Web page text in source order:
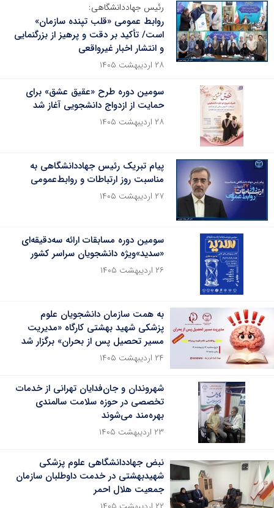
رئیس جهاددانشگاهی:
روابط عمومی «قلب تپنده سازمان»
است/ تأکید بر دقت و پرهیز از بزرگنمایی
و انتشار اخبار غیرواقعی
۲۸ اردیبهشت ۱۴۰۵
سومین دوره طرح «عقیق عشق» برای
حمایت از ازدواج دانشجویی آغاز شد
۲۸ اردیبهشت ۱۴۰۵
پیام تبریک رئیس جهاددانشگاهی به
مناسبت روز ارتباطات و روابط‌عمومی
۲۷ اردیبهشت ۱۴۰۵
سومین دوره مسابقات ارائه سه‌دقیقه‌ای
«سدید»ویژه دانشجویان سراسر کشور
۲۶ اردیبهشت ۱۴۰۵
به همت سازمان دانشجویان علوم
پزشکی شهید بهشتی کارگاه «مدیریت
مسیر تحصیل پس از بحران» برگزار شد
۲۴ اردیبهشت ۱۴۰۵
شهروندان و جان‌فدایان تهرانی از خدمات
تخصصی در حوزه سلامت سالمندی
بهره‌مند می‌شوند
۲۳ اردیبهشت ۱۴۰۵
نبض جهاددانشگاهی علوم پزشکی
شهیدبهشتی در خدمت داوطلبان سازمان
جمعیت هلال احمر